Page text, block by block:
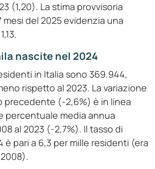
(1,20). La stima provvisoria
mesi del 2025 evidenzia una
nascite nel 2024
in Italia sono 369.944,
rispetto al 2023. La variazione
precedente (-2,6%) è in linea
percentuale media annua
al 2023 (-2,7%). Il tasso di
è pari a 6,3 per mille residenti (era